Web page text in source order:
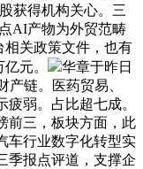
获得机构关心。三
AI产物为外贸范畴
关政策文件，也有
元。
华章于昨日
链。医药贸易、
弱。占比超七成。
前三，板块方面，此
车行业数字化转型实
季报点评道，支撑企